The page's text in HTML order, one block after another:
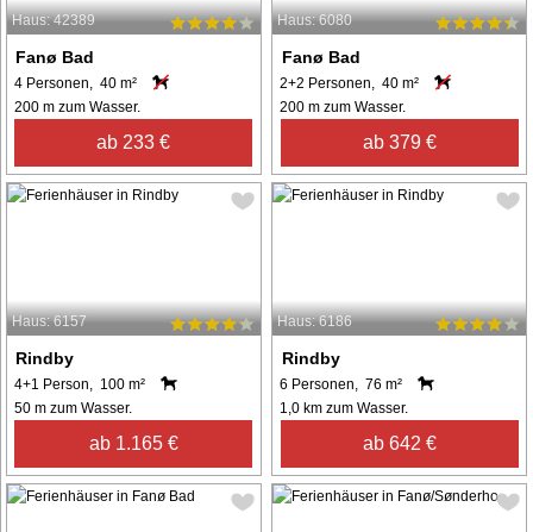
Haus: 42389
Fanø Bad
4 Personen, 40 m²
200 m zum Wasser.
ab 233 €
Haus: 6080
Fanø Bad
2+2 Personen, 40 m²
200 m zum Wasser.
ab 379 €
Haus: 6157
Rindby
4+1 Person, 100 m²
50 m zum Wasser.
ab 1.165 €
Haus: 6186
Rindby
6 Personen, 76 m²
1,0 km zum Wasser.
ab 642 €